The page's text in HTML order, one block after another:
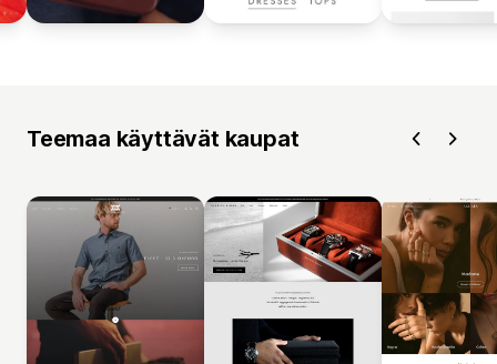
Teemaa käyttävät kaupat